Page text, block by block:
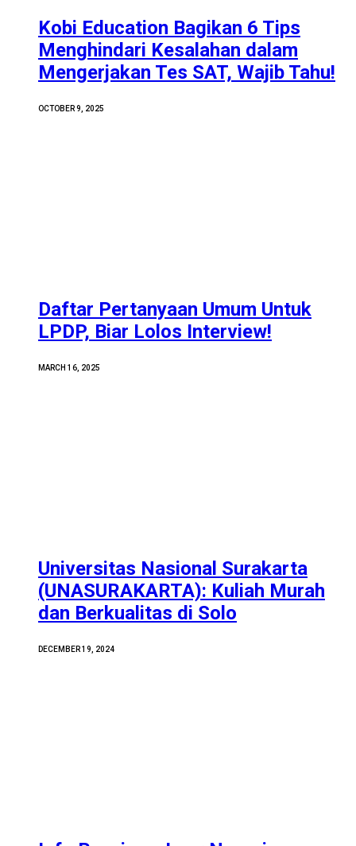
Kobi Education Bagikan 6 Tips
Menghindari Kesalahan dalam
Mengerjakan Tes SAT, Wajib Tahu!
OCTOBER 9, 2025
Daftar Pertanyaan Umum Untuk
LPDP, Biar Lolos Interview!
MARCH 16, 2025
Universitas Nasional Surakarta
(UNASURAKARTA): Kuliah Murah
dan Berkualitas di Solo
DECEMBER 19, 2024